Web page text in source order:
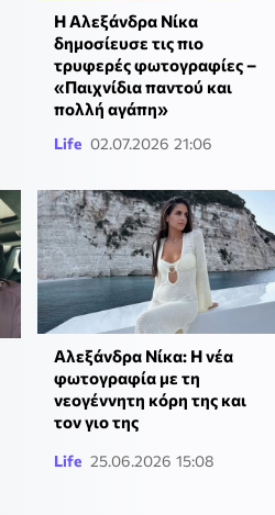
Η Αλεξάνδρα Νίκα
δημοσίευσε τις πιο
τρυφερές φωτογραφίες –
«Παιχνίδια παντού και
πολλή αγάπη»
Life 02.07.2026 21:06
Αλεξάνδρα Νίκα: Η νέα
φωτογραφία με τη
νεογέννητη κόρη της και
τον γιο της
Life 25.06.2026 15:08